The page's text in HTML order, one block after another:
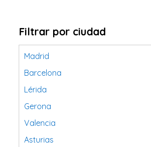
Filtrar por ciudad
Madrid
Barcelona
Lérida
Gerona
Valencia
Asturias